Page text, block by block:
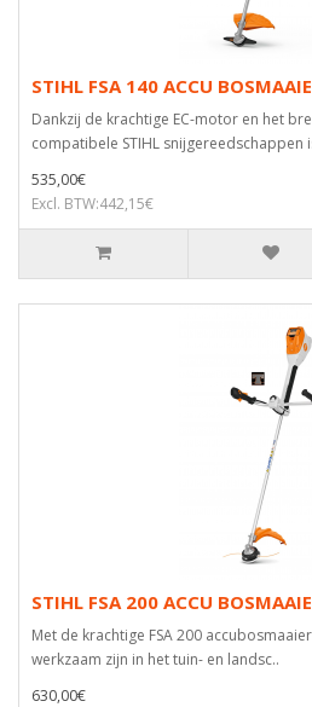
STIHL FSA 140 ACCU
Dankzij de krachtige EC-motor en het
compatibele STIHL snijgereedschappen
535,00€
Excl. BTW:442,15€
STIHL FSA 200 ACCU
Met de krachtige FSA 200
werkzaam zijn in het tuin- en landsc..
630,00€